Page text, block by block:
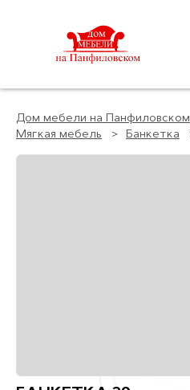
Дом мебели на Панфиловском
Мягкая мебель
Банкетка